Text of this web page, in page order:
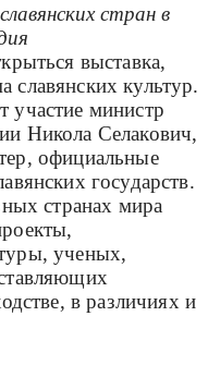
стран в
выставка,
культур.
участие министр
Никола Селакович,
официальные
государств.
странах мира
ученых,
в различиях и